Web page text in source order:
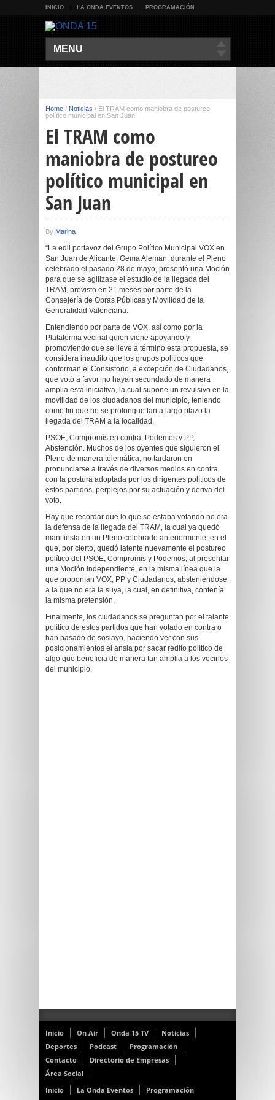
INICIO LA ONDA EVENTOS PROGRAMACIÓN
MENU
Home / Noticias / El TRAM como maniobra de postureo
político municipal en San Juan
El TRAM como
maniobra de postureo
político municipal en
San Juan
By Marina
“La edil portavoz del Grupo Político Municipal VOX en
San Juan de Alicante, Gema Aleman, durante el Pleno
celebrado el pasado 28 de mayo, presentó una Moción
para que se agilizase el estudio de la llegada del
TRAM, previsto en 21 meses por parte de la
Consejería de Obras Públicas y Movilidad de la
Generalidad Valenciana.
Entendiendo por parte de VOX, así como por la
Plataforma vecinal quien viene apoyando y
promoviendo que se lleve a término esta propuesta, se
considera inaudito que los grupos políticos que
conforman el Consistorio, a excepción de Ciudadanos,
que votó a favor, no hayan secundado de manera
amplia esta iniciativa, la cual supone un revulsivo en la
movilidad de los ciudadanos del municipio, teniendo
como fin que no se prolongue tan a largo plazo la
llegada del TRAM a la localidad.
PSOE, Compromís en contra, Podemos y PP,
Abstención. Muchos de los oyentes que siguieron el
Pleno de manera telemática, no tardaron en
pronunciarse a través de diversos medios en contra
con la postura adoptada por los dirigentes políticos de
estos partidos, perplejos por su actuación y deriva del
voto.
Hay que recordar que lo que se estaba votando no era
la defensa de la llegada del TRAM, la cual ya quedó
manifiesta en un Pleno celebrado anteriormente, en el
que, por cierto, quedó latente nuevamente el postureo
político del PSOE, Compromís y Podemos, al presentar
una Moción independiente, en la misma línea que la
que proponían VOX, PP y Ciudadanos, absteniéndose
a la que no era la suya, la cual, en definitiva, contenía
la misma pretensión.
Finalmente, los ciudadanos se preguntan por el talante
político de estos partidos que han votado en contra o
han pasado de soslayo, haciendo ver con sus
posicionamientos el ansia por sacar rédito político de
algo que beneficia de manera tan amplia a los vecinos
del municipio.
Inicio On Air Onda 15 TV
Noticias
Deportes
Podcast
Programación
Contacto
Directorio de Empresas
Área Social
Inicio
La Onda Eventos Programación